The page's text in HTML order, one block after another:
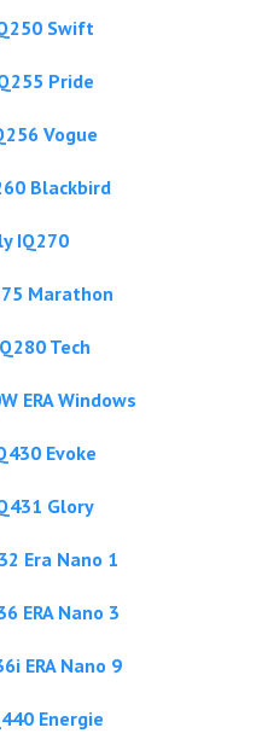
Swift
Pride
Vogue
Blackbird
IQ270
Marathon
Tech
ERA Windows
Evoke
Glory
Era Nano 1
ERA Nano 3
ERA Nano 9
Energie